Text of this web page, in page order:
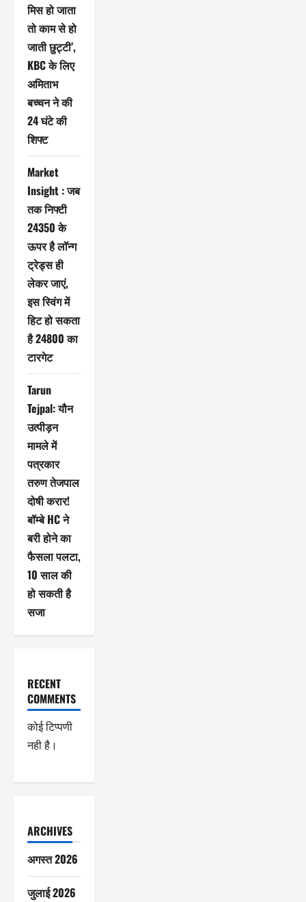
मिस हो जाता
तो काम से हो
जाती छुट्टी’,
KBC के लिए
अमिताभ
बच्चन ने की
24 घंटे की
शिफ्ट
Market
Insight : जब
तक निफ्टी
24350 के
ऊपर है लॉन्ग
ट्रेड्स ही
लेकर जाएं,
इस स्विंग में
हिट हो सकता
है 24800 का
टारगेट
Tarun
Tejpal: यौन
उत्पीड़न
मामले में
पत्रकार
तरुण तेजपाल
दोषी करार!
बॉम्बे HC ने
बरी होने का
फैसला पलटा,
10 साल की
हो सकती है
सजा
RECENT
COMMENTS
कोई टिप्पणी
नही है।
ARCHIVES
अगस्त 2026
जुलाई 2026